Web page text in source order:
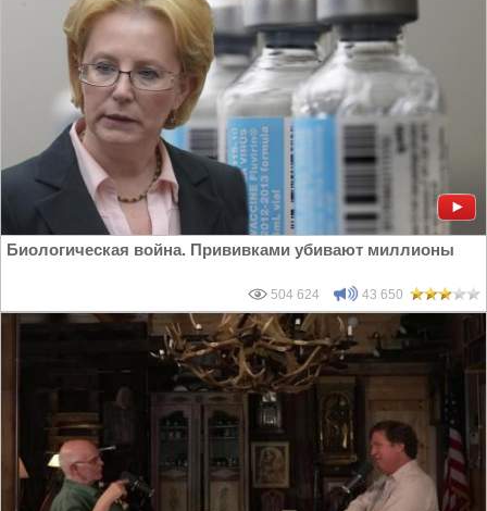
Биологическая война. Прививками убивают миллионы
504 624 43 650